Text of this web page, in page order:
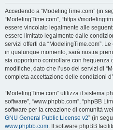
Accedendo a “ModelingTime.com” (in
“ModelingTime.com”, “https://
essere vincolato legalmente alle
essere limitato legalmente dalle
servizi offerti da “ModelingTime.com”.
in qualunque momento, sarà nostra
sia opportuno controllare con frequenza
modifiche, dato che l’uso dei servizi di
completa accettazione delle condizioni
“ModelingTime.com” utilizza il sistema
software”, “www.phpbb.com”, “phpBB
software per la creazione di comunità
GNU General Public License v2” (in
www.phpbb.com. Il software phpBB